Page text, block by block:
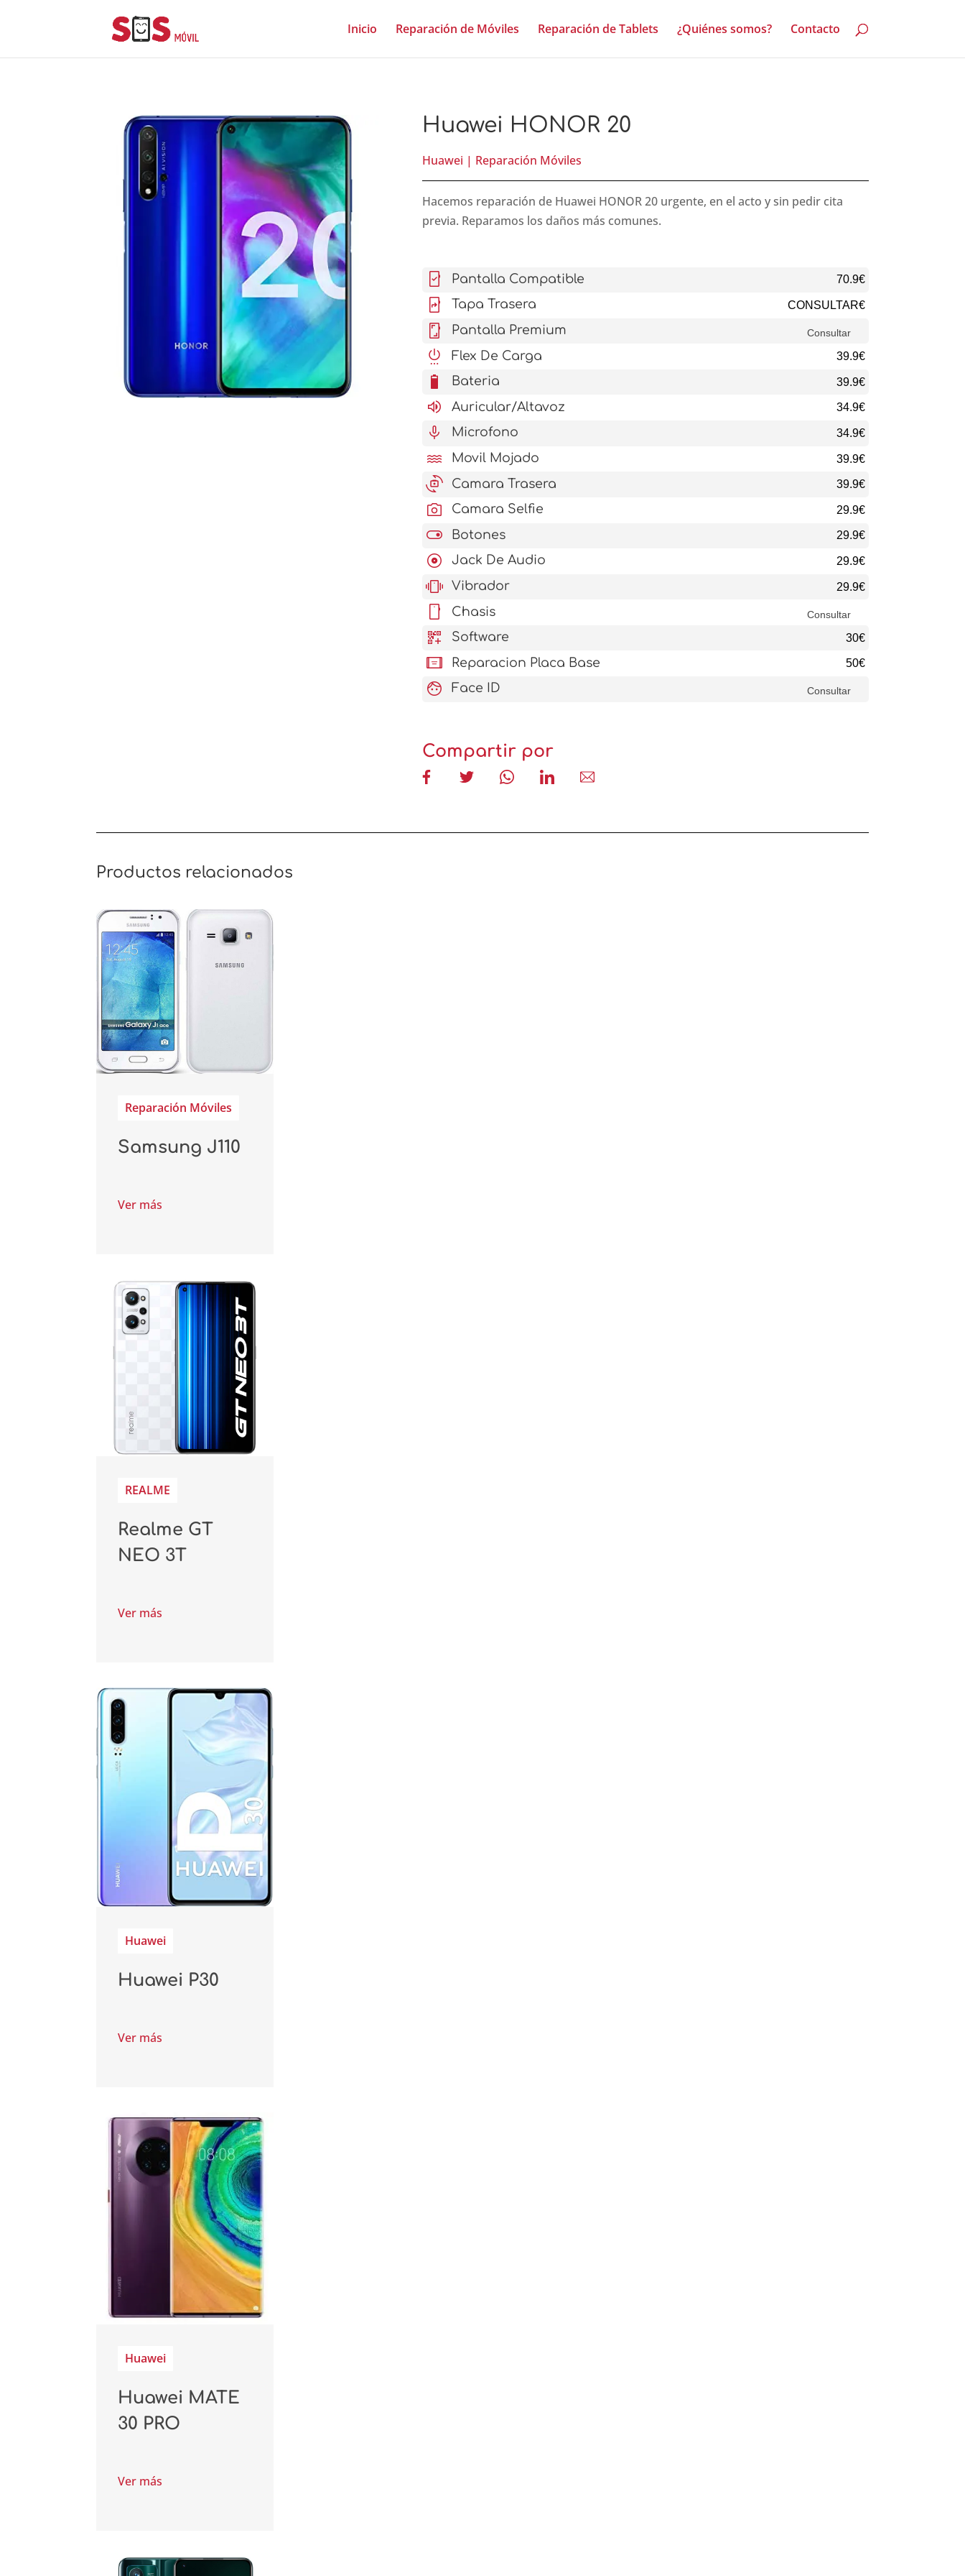
Inicio Reparación de Móviles Reparación de Tablets ¿Quiénes somos? Contacto
Huawei HONOR 20
Huawei | Reparación Móviles
Hacemos reparación de Huawei HONOR 20 urgente, en el acto y sin pedir cita
previa. Reparamos los daños más comunes.
mobile_friendly Pantalla Compatible 70.9€
mobile_screen_share Tapa Trasera CONSULTAR€
screenshot Pantalla Premium Consultar
settings_power Flex De Carga 39.9€
battery_6_bar Bateria 39.9€
volume_up Auricular/Altavoz 34.9€
mic Microfono 34.9€
water Movil Mojado 39.9€
cameraswitch Camara Trasera 39.9€
photo_camera Camara Selfie 29.9€
toggle_on Botones 29.9€
album Jack De Audio 29.9€
vibration Vibrador 29.9€
stay_current_portrait Chasis Consultar
qr_code_2_add Software 30€
aod_tablet Reparacion Placa Base 50€
face Face ID Consultar
Compartir por
Productos relacionados
Reparación Móviles
Samsung J110
Ver más
REALME
Realme GT
NEO 3T
Ver más
Huawei
Huawei P30
Ver más
Huawei
Huawei MATE
30 PRO
Ver más